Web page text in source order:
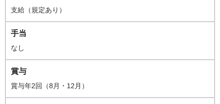
支給（規定あり）
手当
なし
賞与
賞与年2回（8月・12月）